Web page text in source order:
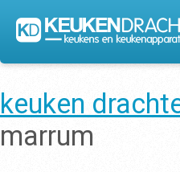
keuken
marrum